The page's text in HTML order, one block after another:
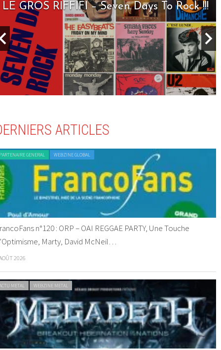
LE GROS RIFFIFI – Seven Days To Rock !!!
ARTICLES
GENERAL WEBZINE GLOBAL
n°120 : ORP – OAI REGGAE PARTY, Une Touche
Marty, David McNeil…
2026
METAL WEBZINE METAL